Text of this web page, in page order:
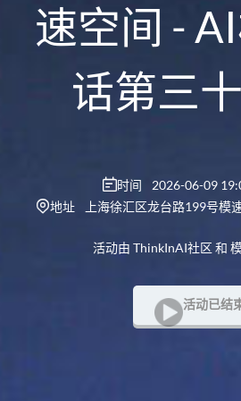
速空间 -
话第三
时间
2026-06-09
地址
上海徐汇区龙台路199号模
活动由 ThinkInAI社区 和
活动已结